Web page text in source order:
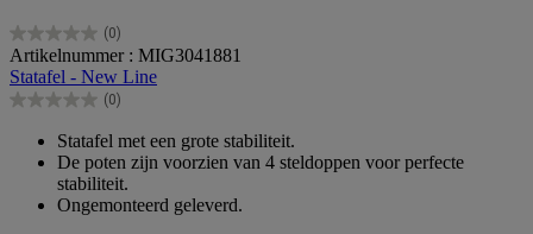
(0)
0.0
van
de
5
Artikelnummer : MIG3041881
Statafel - New Line
(0)
0.0
sterren.
Statafel met een grote stabiliteit.
De poten zijn voorzien van 4 steldoppen voor perfecte
stabiliteit.
Ongemonteerd geleverd.